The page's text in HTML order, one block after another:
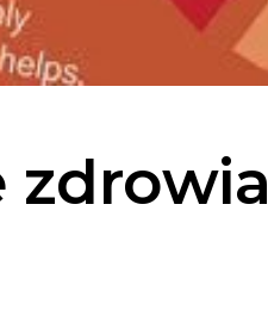
zdrowia